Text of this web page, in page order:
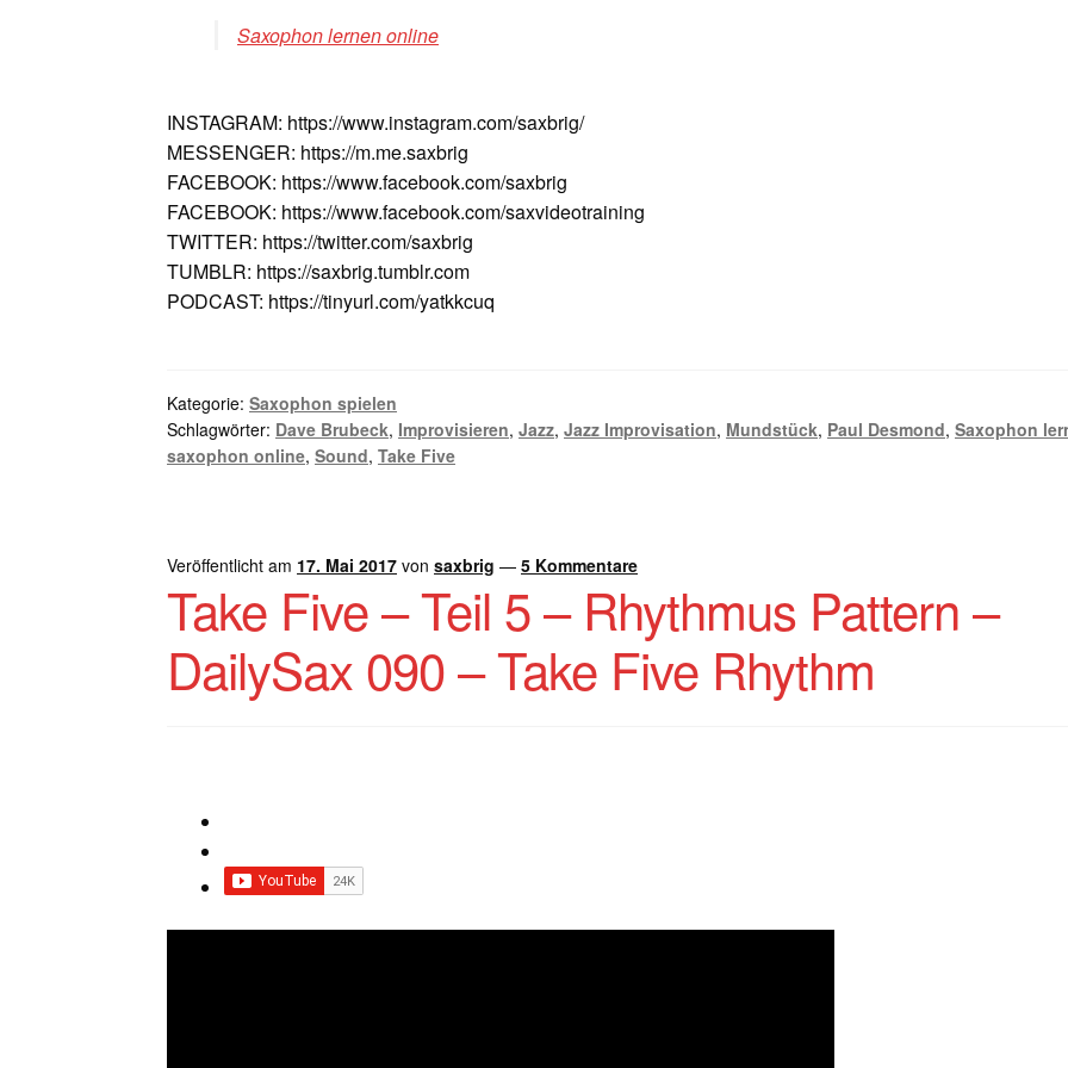
Saxophon lernen online
INSTAGRAM: https://www.instagram.com/saxbrig/
MESSENGER: https://m.me.saxbrig
FACEBOOK: https://www.facebook.com/saxbrig
FACEBOOK: https://www.facebook.com/saxvideotraining
TWITTER: https://twitter.com/saxbrig
TUMBLR: https://saxbrig.tumblr.com
PODCAST: https://tinyurl.com/yatkkcuq
Kategorie:Saxophon spielen
Schlagwörter: Dave Brubeck, Improvisieren,Jazz,Jazz Improvisation, Mundstück, Paul Desmond,Saxophon
saxophon online,Sound,Take Five
Veröffentlicht am 17. Mai 2017 vonsaxbrig —5 Kommentare
Take Five – Teil 5 – Rhythmus Pattern –
DailySax 090 – Take Five Rhythm